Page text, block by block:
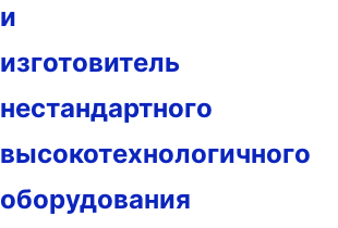
и
изготовитель
нестандартного
высокотехнологичного
оборудования